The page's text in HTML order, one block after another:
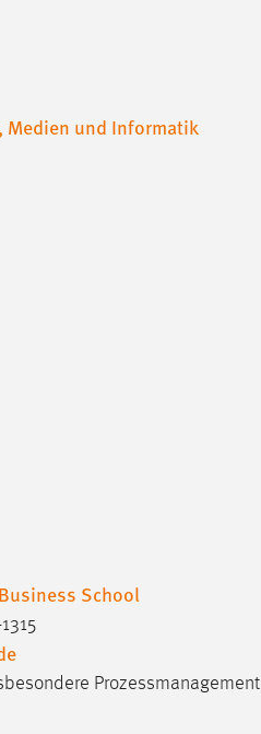
und Informatik
School
Prozessmanagement
ob man
frame-style-
frame-